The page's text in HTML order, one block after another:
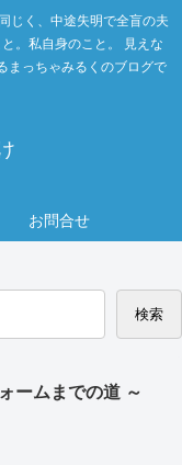
じく、中途失明で全盲の夫
。私自身のこと。 見えな
まっちゃみるくのブログで
お問合せ
検索
ームまでの道 ～